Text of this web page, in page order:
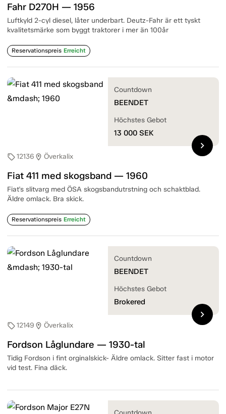
Fahr D270H — 1956
Luftkyld 2-cyl diesel, låter underbart. Deutz-Fahr är ett tyskt
kvalitetsmärke som byggt traktorer i mer än 100år
Reservationspreis Erreicht
sell12136 location_on Överkalix
Fiat 411 med skogsband — 1960
Fiat's slitvarg med ÖSA skogsbandutrstning och schaktblad.
Äldre omlack. Bra skick.
Reservationspreis Erreicht
Countdown
BEENDET
Höchstes Gebot
13 000 SEK
chevron_right
sell12149 location_on Överkalix
Fordson Låglundare — 1930-tal
Tidig Fordson i fint orginalskick- Äldre omlack. Sitter fast i motor
vid test. Fina däck.
Countdown
BEENDET
Höchstes Gebot
Brokered
chevron_right